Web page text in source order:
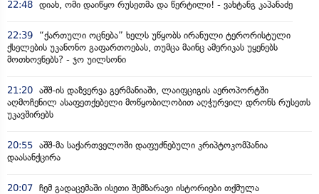
22:48 დიახ, ომი დაიწყო რუსეთმა და წერტილი! - ვახტანგ კაპანაძე
22:39
“ქართული ოცნება” ხელს უწყობს ირანული ტერორისტული
ქსელების უკანონო გაფართოებას, თუმცა მაინც ამერიკას უყენებს
მოთხოვნებს? - ჯო უილსონი
21:20 აშშ-ის დაზვერვა გერმანიაში, ლაიფციგის აეროპორტში
აღმოჩენილ ასაფეთქებელი მოწყობილობით აღჭურვილ დრონს რუსეთს
უკავშირებს
20:55 აშშ-მა საქართველოში დაფუძნებული კრიპტოკომპანია
დაასანქცირა
20:07 ჩემ გადაცემაში ისეთი შემზარავი ისტორიები თქმულა